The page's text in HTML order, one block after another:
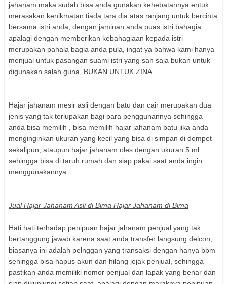
jahanam maka sudah bisa anda gunakan kehebatannya entuk
merasakan kenikmatan tiada tara dia atas ranjang untuk bercinta
bersama istri anda, dengan jaminan anda puas istri bahagia.
apalagi dengan memberikan kebahagiaan kepada istri
merupakan pahala bagia anda pula, ingat ya bahwa kami hanya
menjual untuk pasangan suami istri yang sah saja bukan untuk
digunakan salah guna, BUKAN UNTUK ZINA.
Hajar jahanam mesir asli dengan batu dan cair merupakan dua
jenis yang tak terlupakan bagi para penggunannya sehingga
anda bisa memilih , bisa memilih hajar jahanam batu jika anda
menginginkan ukuran yang kecil yang bisa di simpan di dompet
sekalipun, ataupun hajar jahanam oles dengan ukuran 5 ml
sehingga bisa di taruh rumah dan siap pakai saat anda ingin
menggunakannya
Jual Hajar Jahanam Asli di Bima Hajar Jahanam di Bima
Hati hati terhadap penipuan hajar jahanam penjual yang tak
bertanggung jawab karena saat anda transfer langsung delcon,
biasanya ini adalah pelnggan yang transaksi dengan hanya bbm
sehingga bisa hapus akun dan hilang jejak penjual, sehingga
pastikan anda memiliki nomor penjual dan lapak yang benar dan